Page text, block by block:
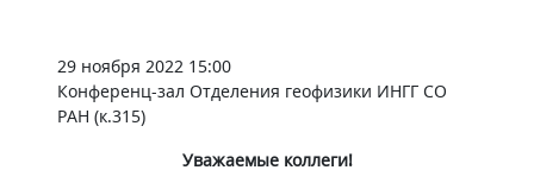
29 ноября 2022 15:00
Конференц-зал Отделения геофизики ИНГГ СО
РАН (к.315)
Уважаемые коллеги!